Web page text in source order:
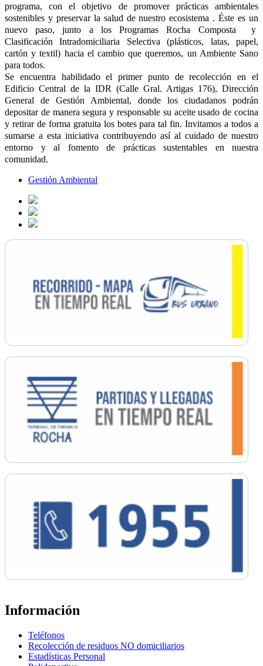
programa, con el objetivo de promover prácticas ambientales
sostenibles y preservar la salud de nuestro ecosistema . Éste es un
nuevo paso, junto a los Programas Rocha Composta y
Clasificación Intradomiciliaria Selectiva (plásticos, latas, papel,
cartón y textil) hacia el cambio que queremos, un Ambiente Sano
para todos.
Se encuentra habilidado el primer punto de recolección en el
Edificio Central de la IDR (Calle Gral. Artigas 176), Dirección
General de Gestión Ambiental, donde los ciudadanos podrán
depositar de manera segura y responsable su aceite usado de cocina
y retirar de forma gratuita los botes para tal fin. Invitamos a todos a
sumarse a esta iniciativa contribuyendo así al cuidado de nuestro
entorno y al fomento de prácticas sustentables en nuestra
comunidad.
Gestión Ambiental
Información
Teléfonos
Recolección de residuos NO domiciliarios
Estadísticas Personal